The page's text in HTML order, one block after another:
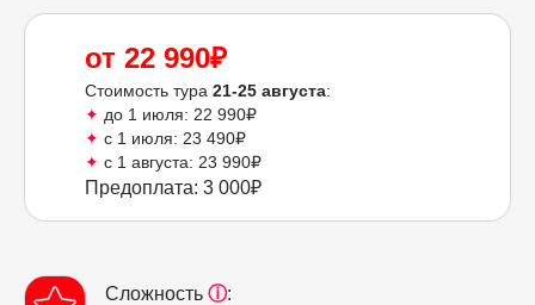
от 22 990₽
Стоимость тура 21-25 августа:
✦ до 1 июля: 22 990₽
✦ с 1 июля: 23 490₽
✦ с 1 августа: 23 990₽
Предоплата: 3 000₽
Сложность ⓘ: